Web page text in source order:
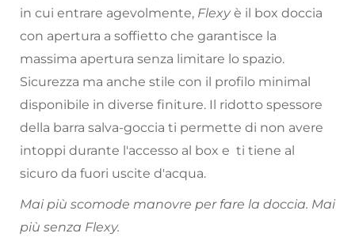
in cui entrare agevolmente, Flexy è il box doccia
con apertura a soffietto che garantisce la
massima apertura senza limitare lo spazio.
Sicurezza ma anche stile con il profilo minimal
disponibile in diverse finiture. Il ridotto spessore
della barra salva-goccia ti permette di non avere
intoppi durante l'accesso al box e ti tiene al
sicuro da fuori uscite d'acqua.
Mai più scomode manovre per fare la doccia. Mai
più senza Flexy.